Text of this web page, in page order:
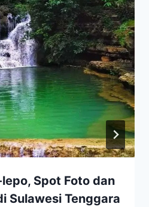
Spot Foto dan
Sulawesi Tenggara